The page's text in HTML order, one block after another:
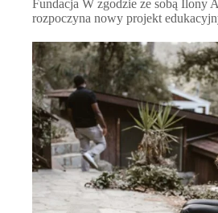
Fundacja W zgodzie ze sobą Ilony
rozpoczyna nowy projekt